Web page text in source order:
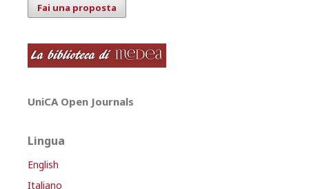
Fai una proposta
UniCA Open Journals
Lingua
English
Italiano